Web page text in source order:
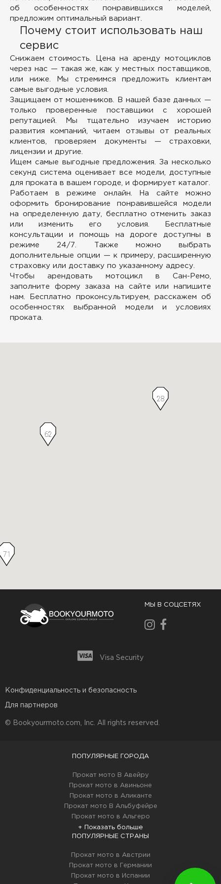
об особенностях понравившихся моделей,
предложим оптимальный вариант.
Почему стоит использовать наш
сервис
Снижаем стоимость.
Цена на аренду мотоциклов
через нас — такая же, как у местных поставщиков,
или ниже. Мы стремимся предложить клиентам
самые выгодные условия.
Защищаем от мошенников.
В нашей базе данных —
только проверенные поставщики с хорошей
репутацией. Мы тщательно изучаем историю
развития компаний, читаем отзывы от реальных
клиентов, проверяем документы — страховки,
лицензии и другие.
Ищем самые выгодные предложения.
За несколько
секунд система оценивает все модели, доступные
для проката в вашем городе, и формирует каталог.
Работаем в режиме онлайн.
На сайте можно
оформить бронирование понравившейся модели
на определенную дату, бесплатно отменить заказ
или изменить его условия. Бесплатные
консультации и помощь на дороге доступны в
режиме 24/7. Также можно выбрать
дополнительные опции — к примеру, расширенную
страховку или доставку по указанному адресу.
Чтобы арендовать мотоцикл в Сан-Ремо,
заполните форму заказа на сайте или напишите
нам. Бесплатно проконсультируем, расскажем об
особенностях выбранной модели и условиях
проката.
28
62
71
МЫ В СОЦСЕТЯХ
Visa Security
Конфиденциальность и безопасность
Для партнеров
© Bookyourmoto.com, Inc. All rights reserved.
ПОПУЛЯРНЫЕ ГОРОДА
Прокат мото В Авейру
Прокат мото в Авиньоне
Прокат мото в Аликанте
Прокат мото В Альбуфейре
Прокат мото в Альгеро
+ Показать больше
ПОПУЛЯРНЫЕ СТРАНЫ
Прокат мото в Австрии
Прокат мото в Германии
Прокат мото в Испании